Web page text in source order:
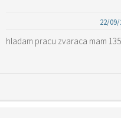
22/09/
hladam pracu zvaraca mam